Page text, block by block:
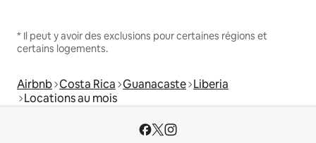
* Il peut y avoir des exclusions pour certaines régions et
certains logements.
Airbnb Costa Rica Guanacaste Liberia
Locations au mois